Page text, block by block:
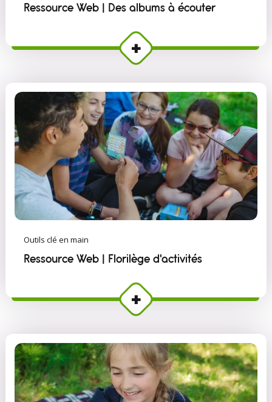
Ressource Web | Des albums à écouter
Outils clé en main
Ressource Web | Florilège d'activités